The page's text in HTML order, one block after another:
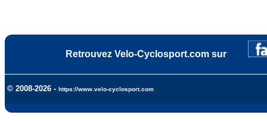
Retrouvez Velo-Cyclosport.com sur
© 2008-2026 - https://www.velo-cyclosport.com